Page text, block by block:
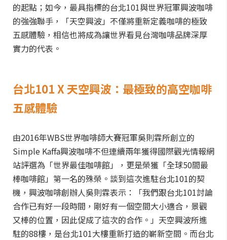
的起點；如今，最具指標的台北101與世界冠軍興波咖啡
的強強聯手，「天空興波」不僅將重新定義咖啡的極致
五感體驗，相信也將成為讓世界看見台灣咖啡品牌深厚
實力的代表。
台北101 X 天空興波：最極致的高空咖啡
五感體驗
由2016年WBS世界咖啡師大賽冠軍吳則霖所創立的
Simple Kaffa興波咖啡不但連續兩年獲得國際觀光情報網
站評選為「世界最佳咖啡館」，更是榮獲「全球50間最
棒咖啡館」第一名的殊榮。談到這次進駐台北101的契
機，興波咖啡創辦人吳則霖表示：「我們跟台北101討論
合作已有好一段時間，剛好有一個空間大小適合，景觀
又棒的位置，因此促成了這次的合作。」天空興波所進
駐的88樓，是台北101大樓重新打造的嶄新空間。而台北